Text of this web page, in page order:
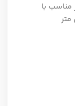
مناسب با